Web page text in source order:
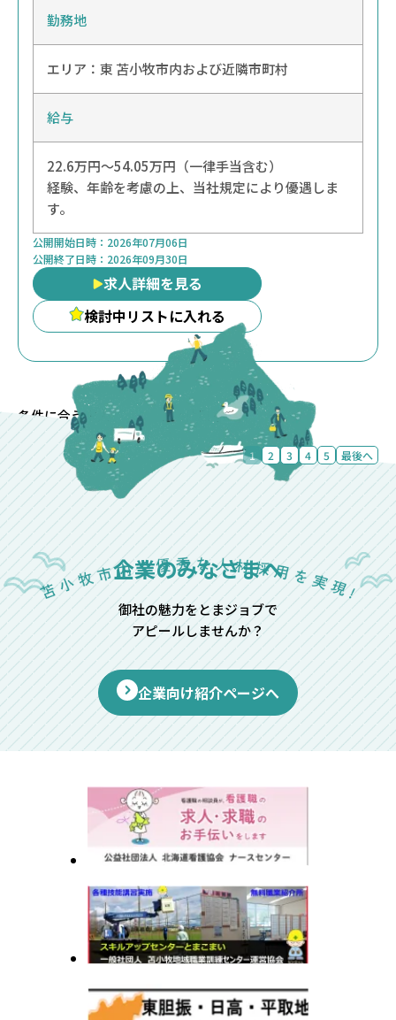
勤務地
エリア： 東 苫小牧市内および近隣市町村
給与
22.6万円～54.05万円（一律手当含む）
経験、年齢を考慮の上、当社規定により優遇しま
す。
検討中リストに入れる
求人詳細を見る
公開開始日時： 2026年07月06日
公開終了日時： 2026年09月30日
条件に合う求人
87件
1~4件目を表
示中
1 2 3 4 5 最後へ
企業のみなさまへ
御社の魅力をとまジョブで
アピールしませんか？
企業向け紹介ページへ